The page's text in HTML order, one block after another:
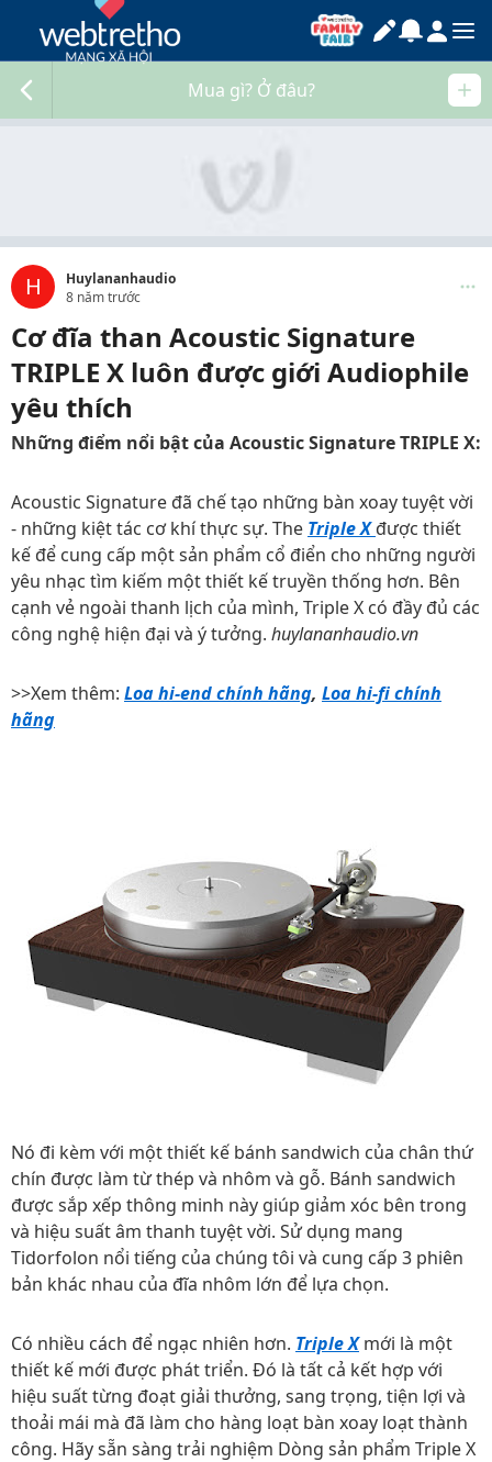
Mua gì? Ở đâu?
H
Huylananhaudio
8 năm trước
Cơ đĩa than Acoustic Signature
TRIPLE X luôn được giới Audiophile
yêu thích
Những điểm nổi bật của Acoustic Signature TRIPLE X:
Acoustic Signature đã chế tạo những bàn xoay tuyệt vời
- những kiệt tác cơ khí thực sự. The Triple X được thiết
kế để cung cấp một sản phẩm cổ điển cho những người
yêu nhạc tìm kiếm một thiết kế truyền thống hơn. Bên
cạnh vẻ ngoài thanh lịch của mình, Triple X có đầy đủ các
công nghệ hiện đại và ý tưởng. huylananhaudio.vn
>>Xem thêm: Loa hi-end chính hãng, Loa hi-fi chính
hãng
Nó đi kèm với một thiết kế bánh sandwich của chân thứ
chín được làm từ thép và nhôm và gỗ. Bánh sandwich
được sắp xếp thông minh này giúp giảm xóc bên trong
và hiệu suất âm thanh tuyệt vời. Sử dụng mang
Tidorfolon nổi tiếng của chúng tôi và cung cấp 3 phiên
bản khác nhau của đĩa nhôm lớn để lựa chọn.
Có nhiều cách để ngạc nhiên hơn. Triple Xmới là một
thiết kế mới được phát triển. Đó là tất cả kết hợp với
hiệu suất từng đoạt giải thưởng, sang trọng, tiện lợi và
thoải mái mà đã làm cho hàng loạt bàn xoay loạt thành
công. Hãy sẵn sàng trải nghiệm Dòng sản phẩm Triple X